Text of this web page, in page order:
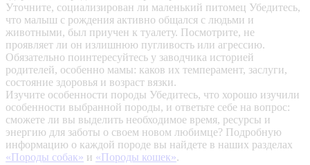
Уточните, социализирован ли маленький питомец Убедитесь,
что малыш с рождения активно общался с людьми и
животными, был приучен к туалету. Посмотрите, не
проявляет ли он излишнюю пугливость или агрессию.
Обязательно поинтересуйтесь у заводчика историей
родителей, особенно мамы: каков их темперамент, заслуги,
состояние здоровья и возраст вязки.
Изучите особенности породы Убедитесь, что хорошо изучили
особенности выбранной породы, и ответьте себе на вопрос:
сможете ли вы выделить необходимое время, ресурсы и
энергию для заботы о своем новом любимце? Подробную
информацию о каждой породе вы найдете в наших разделах
«Породы собак» и «Породы кошек».